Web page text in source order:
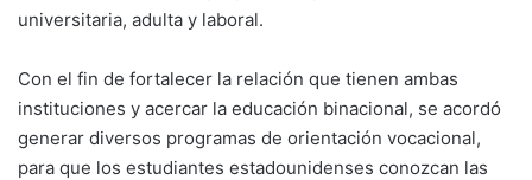
universitaria, adulta y laboral.
Con el fin de fortalecer la relación que tienen ambas
instituciones y acercar la educación binacional, se acordó
generar diversos programas de orientación vocacional,
para que los estudiantes estadounidenses conozcan las